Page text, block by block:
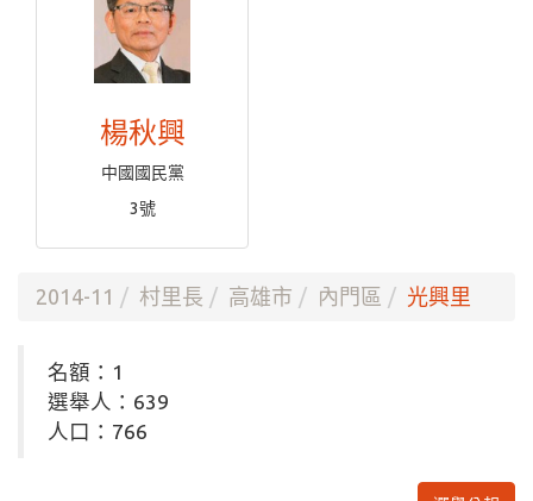
楊秋興
中國國民黨
3號
2014-11 村里長 高雄市 內門區 光興里
名額：1
選舉人：639
人口：766